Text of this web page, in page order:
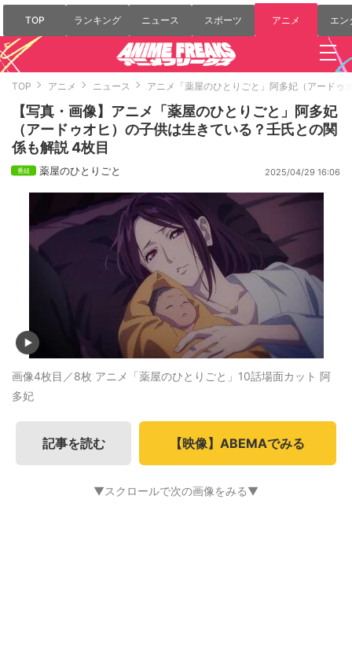
TOP ランキング ニュース スポーツ アニメ エン
TOP アニメ ニュース アニメ「薬屋のひとりごと」阿多妃（アードゥ
【写真・画像】アニメ「薬屋のひとりごと」阿多妃
（アードゥオヒ）の子供は生きている？壬氏との関
係も解説 4枚目
薬屋のひとりごと 2025/04/29 16:06
画像4枚目／8枚 アニメ「薬屋のひとりごと」10話場面カット 阿
多妃
記事を読む 【映像】ABEMAでみる
▼スクロールで次の画像をみる▼